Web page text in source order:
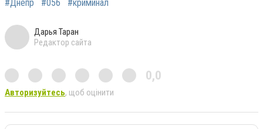
#Днепр #056 #криминал
Дарья Таран
Редактор сайта
0,0
Авторизуйтесь, щоб оцінити